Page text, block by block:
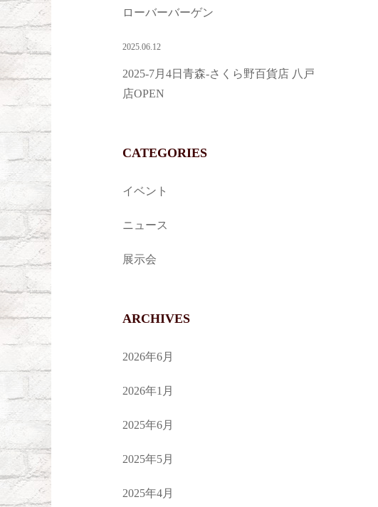
ローバーバーゲン
2025.06.12
2025-7月4日青森-さくら野百貨店 八戸
店OPEN
CATEGORIES
イベント
ニュース
展示会
ARCHIVES
2026年6月
2026年1月
2025年6月
2025年5月
2025年4月